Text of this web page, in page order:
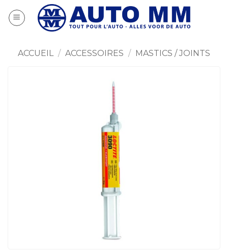
au
ACCUEIL / ACCESSOIRES / MASTICS / JOINTS